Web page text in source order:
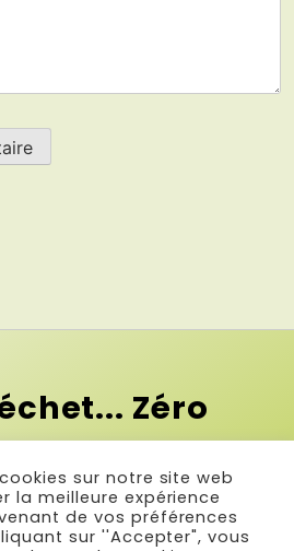
Zéro
!
pas vers le zéro
la simplicité ?
sur notre site web
la meilleure expérience
de vos préférences
sur ''Accepter", vous